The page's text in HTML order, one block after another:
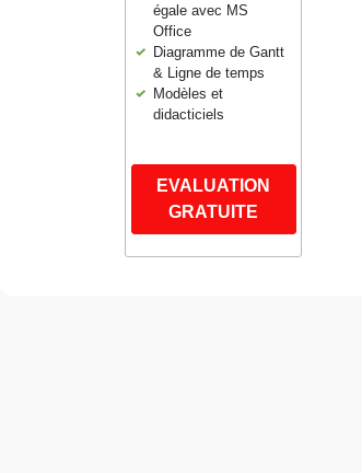
égale avec MS
Office
Diagramme de Gantt
& Ligne de temps
Modèles et
didacticiels
EVALUATION
GRATUITE